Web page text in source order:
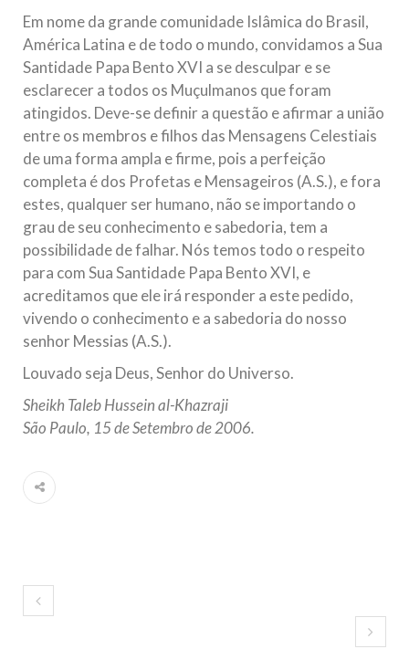
Em nome da grande comunidade Islâmica do Brasil,
América Latina e de todo o mundo, convidamos a Sua
Santidade Papa Bento XVI a se desculpar e se
esclarecer a todos os Muçulmanos que foram
atingidos. Deve-se definir a questão e afirmar a união
entre os membros e filhos das Mensagens Celestiais
de uma forma ampla e firme, pois a perfeição
completa é dos Profetas e Mensageiros (A.S.), e fora
estes, qualquer ser humano, não se importando o
grau de seu conhecimento e sabedoria, tem a
possibilidade de falhar. Nós temos todo o respeito
para com Sua Santidade Papa Bento XVI, e
acreditamos que ele irá responder a este pedido,
vivendo o conhecimento e a sabedoria do nosso
senhor Messias (A.S.).
Louvado seja Deus, Senhor do Universo.
Sheikh Taleb Hussein al-Khazraji
São Paulo, 15 de Setembro de 2006.